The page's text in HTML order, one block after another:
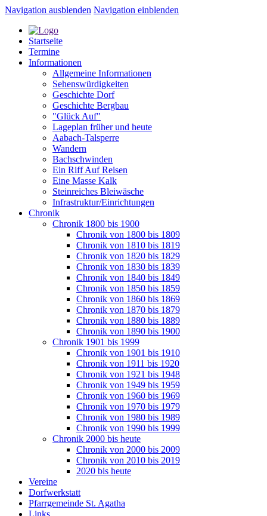
Navigation ausblenden Navigation einblenden
Startseite
Termine
Informationen
Allgemeine Informationen
Sehenswürdigkeiten
Geschichte Dorf
Geschichte Bergbau
"Glück Auf"
Lageplan früher und heute
Aabach-Talsperre
Wandern
Bachschwinden
Ein Riff Auf Reisen
Eine Masse Kalk
Steinreiches Bleiwäsche
Infrastruktur/Einrichtungen
Chronik
Chronik 1800 bis 1900
Chronik von 1800 bis 1809
Chronik von 1810 bis 1819
Chronik von 1820 bis 1829
Chronik von 1830 bis 1839
Chronik von 1840 bis 1849
Chronik von 1850 bis 1859
Chronik von 1860 bis 1869
Chronik von 1870 bis 1879
Chronik von 1880 bis 1889
Chronik von 1890 bis 1900
Chronik 1901 bis 1999
Chronik von 1901 bis 1910
Chronik von 1911 bis 1920
Chronik von 1921 bis 1948
Chronik von 1949 bis 1959
Chronik von 1960 bis 1969
Chronik von 1970 bis 1979
Chronik von 1980 bis 1989
Chronik von 1990 bis 1999
Chronik 2000 bis heute
Chronik von 2000 bis 2009
Chronik von 2010 bis 2019
2020 bis heute
Vereine
Dorfwerkstatt
Pfarrgemeinde St. Agatha
Links